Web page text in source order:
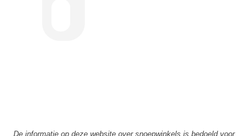
De informatie op deze website over snoepwinkels is bedoeld